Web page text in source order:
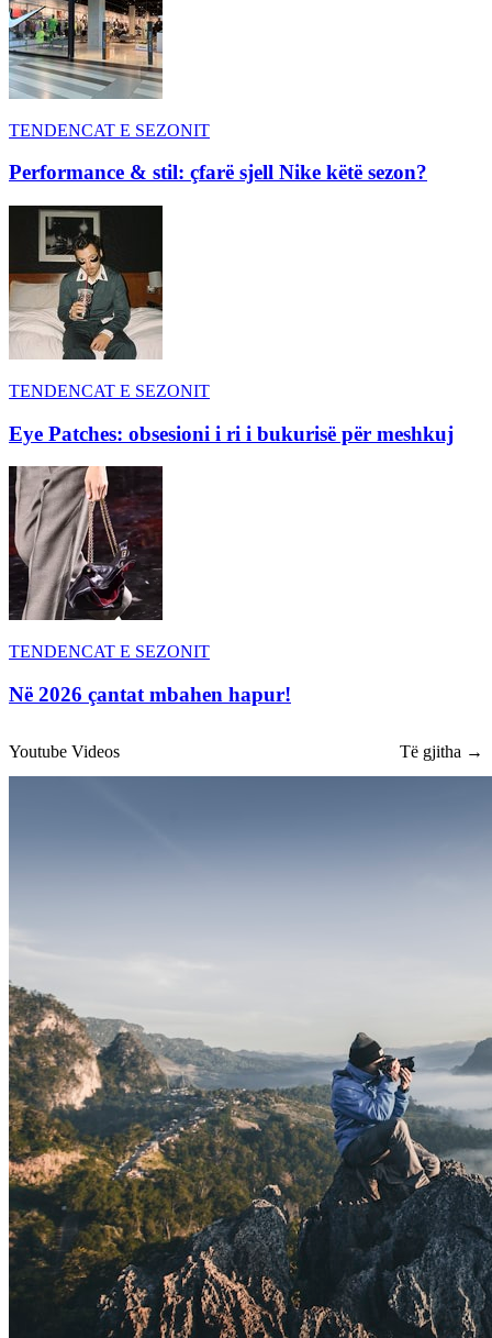
TENDENCAT E SEZONIT
Performance & stil: çfarë sjell Nike këtë sezon?
TENDENCAT E SEZONIT
Eye Patches: obsesioni i ri i bukurisë për meshkuj
TENDENCAT E SEZONIT
Në 2026 çantat mbahen hapur!
Youtube Videos Të gjitha →